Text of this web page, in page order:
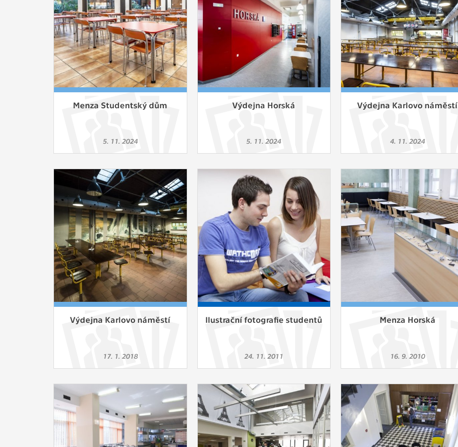
Slouží pro získávání anonymizovaných statistických údajů, které nám
pomáhají vylepšovat naše aplikace. Zpravidla jde o cookies systémů třetích
stran, které k těmto účelům využíváme.
MARKETINGOVÉ
Využívané za účelem zobrazení správných nabídek a cílení obsahu podle
Vašich preferencí. Zpravidla jde o cookies systémů třetích stran, které nám s
analýzou uživatelského chování pomáhají.
zůstala prázdná a všechny cookies byly přiřazeny do některé z kategorií
Menza Studentský dům
5. 11. 2024
Výdejna Horská
5. 11. 2024
Výdejna Karlovo náměstí
4. 11. 2024
Výdejna Karlovo náměstí
17. 1. 2018
Ilustrační fotografie studentů
24. 11. 2011
Menza Horská
16. 9. 2010